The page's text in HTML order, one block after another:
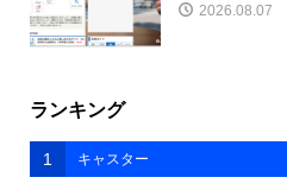
2026.08.07
ランキング
1 キャスター